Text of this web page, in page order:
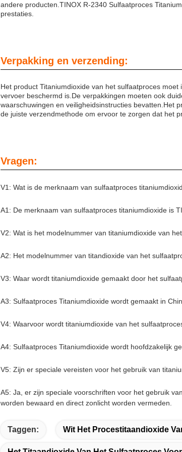
andere producten.TINOX R-2340 Sulfaatproces
prestaties.
Verpakking en verzending:
Het product Titaniumdioxide van het sulfaatproces
vervoer beschermd is.De verpakkingen moeten ook
waarschuwingen en veiligheidsinstructies bevatten.Het
de juiste verzendmethode om ervoor te zorgen dat het
Vragen:
V1: Wat is de merknaam van sulfaatproces
A1: De merknaam van sulfaatproces titaniumdioxide is
V2: Wat is het modelnummer van titaniumdioxide van
A2: Het modelnummer van titandioxide van het
V3: Waar wordt titaniumdioxide gemaakt door het
A3: Sulfaatproces Titaniumdioxide wordt gemaakt in
V4: Waarvoor wordt titaniumdioxide van het
A4: Sulfaatproces Titaniumdioxide wordt hoofdzakelijk
V5: Zijn er speciale vereisten voor het gebruik van
A5: Ja, er zijn speciale voorschriften voor het gebruik
worden bewaard en direct zonlicht worden vermeden.
Taggen: Wit Het Procestitaandioxide